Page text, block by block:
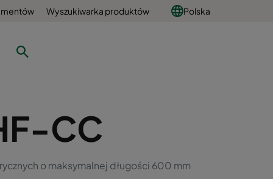
Wyszukiwarka produktów Polska
CC
o maksymalnej długości 600 mm